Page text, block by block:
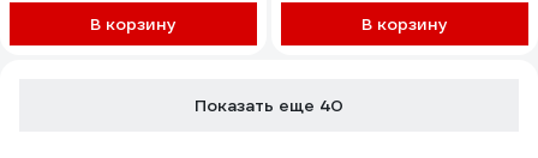
В корзину В корзину
Показать еще 40